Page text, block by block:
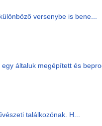
versenybe is bene...
általuk megépített és
találkozónak. H...